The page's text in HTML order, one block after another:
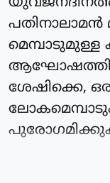
പതിനാലാമന്‍
ശേഷിക്കെ,